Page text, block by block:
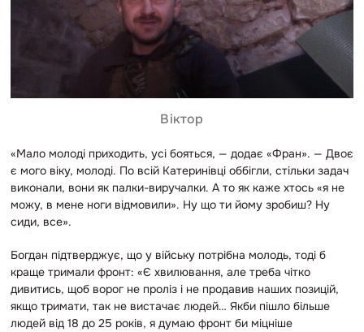
Віктор
«Мало молоді приходить, усі бояться, — додає «Фран». — Двоє
є мого віку, молоді. По всій Катеринівці оббігли, стільки задач
виконали, вони як палки-виручалки. А то як каже хтось «я не
можу, в мене ноги відмовили». Ну що ти йому зробиш? Ну
сиди, все».
Богдан підтверджує, що у війську потрібна молодь, тоді б
краще тримали фронт: «Є хвилювання, але треба чітко
дивитись, щоб ворог не проліз і не продавив наших позицій,
якщо тримати, так не вистачає людей… Якби пішло більше
людей від 18 до 25 років, я думаю фронт би міцніше